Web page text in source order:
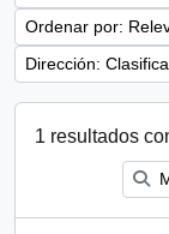
Ordenar por:
Dirección:
1 resultados